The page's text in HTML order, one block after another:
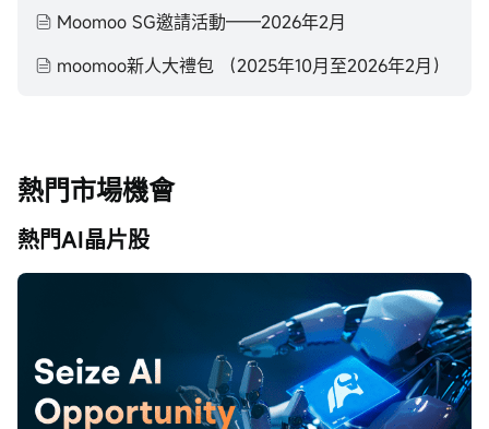
Moomoo SG邀請活動——2026年2月
moomoo新人大禮包 （2025年10月至2026年2月）
熱門市場機會
熱門AI晶片股